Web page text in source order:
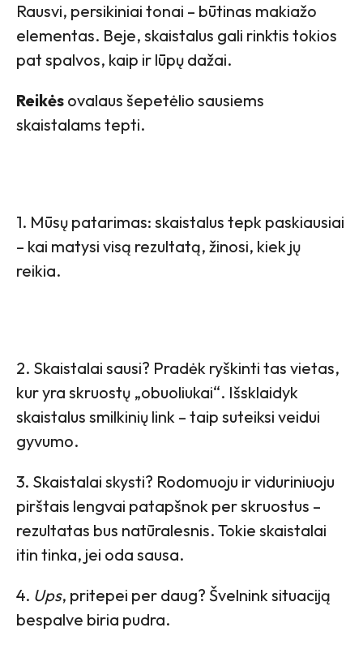
Rausvi, persikiniai tonai – būtinas makiažo
elementas. Beje, skaistalus gali rinktis tokios
pat spalvos, kaip ir lūpų dažai.
Reikės ovalaus šepetėlio sausiems
skaistalams tepti.
1. Mūsų patarimas: skaistalus tepk paskiausiai
– kai matysi visą rezultatą, žinosi, kiek jų
reikia.
2. Skaistalai sausi? Pradėk ryškinti tas vietas,
kur yra skruostų „obuoliukai“. Išsklaidyk
skaistalus smilkinių link – taip suteiksi veidui
gyvumo.
3. Skaistalai skysti? Rodomuoju ir viduriniuoju
pirštais lengvai patapšnok per skruostus –
rezultatas bus natūralesnis. Tokie skaistalai
itin tinka, jei oda sausa.
4. Ups, pritepei per daug? Švelnink situaciją
bespalve biria pudra.